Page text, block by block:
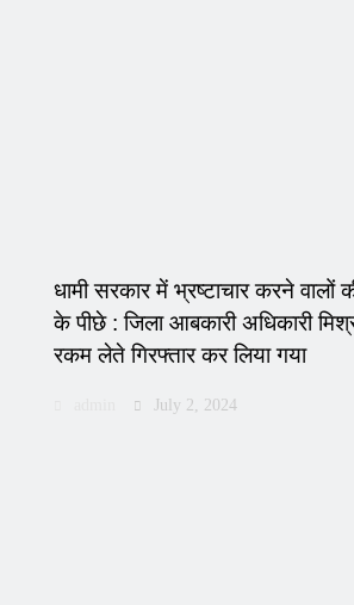
धामी सरकार में भ्रष्टाचार करने वालों
के पीछे : जिला आबकारी अधिकारी
रकम लेते गिरफ्तार कर लिया गया
July 2, 2024